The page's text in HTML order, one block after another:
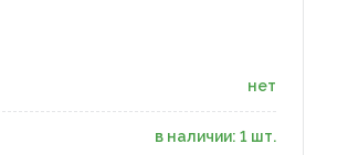
нет
в наличии: 1 шт.